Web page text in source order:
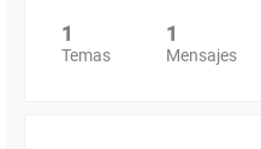
1
Temas
1
Mensajes